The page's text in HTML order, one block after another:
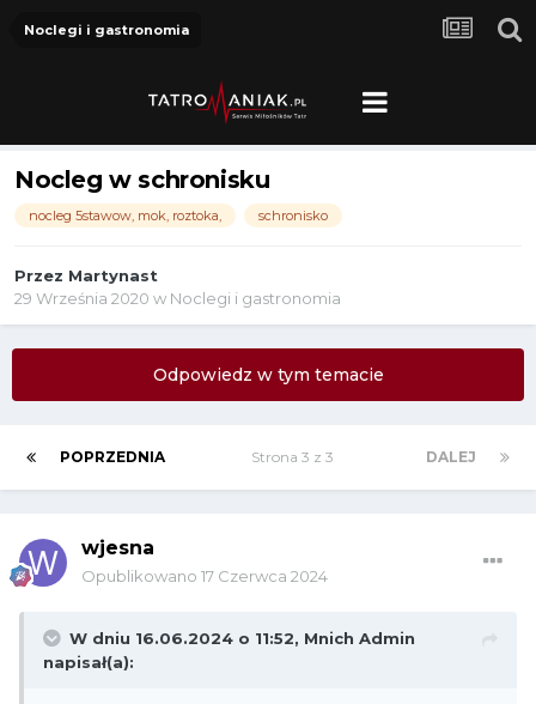
Noclegi i gastronomia
Nocleg w schronisku
nocleg 5stawow, mok, roztoka, schronisko
Przez Martynast
29 Września 2020 w Noclegi i gastronomia
Odpowiedz w tym temacie
POPRZEDNIA DALEJ
Strona 3 z 3
wjesna
Opublikowano 17 Czerwca 2024
W dniu 16.06.2024 o 11:52, Mnich Admin
napisał(a):